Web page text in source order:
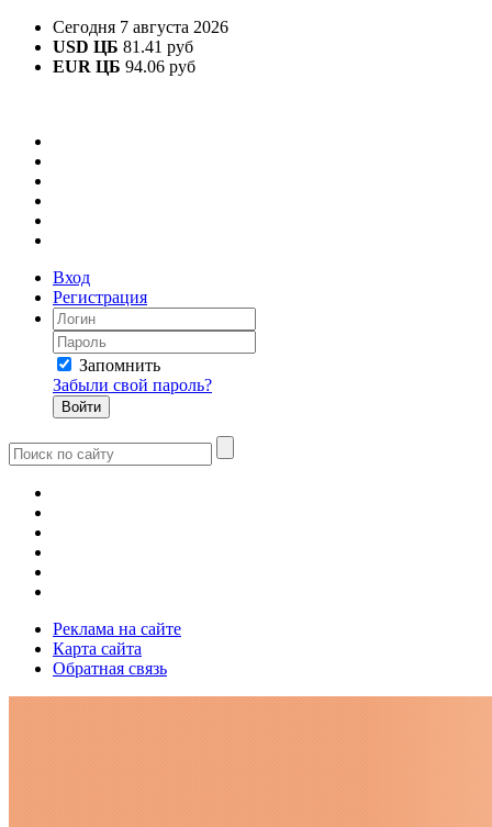
Сегодня 7 августа 2026
USD ЦБ 81.41 руб
EUR ЦБ 94.06 руб
Вход
Регистрация
Запомнить
Забыли свой пароль?
Реклама на сайте
Карта сайта
Обратная связь